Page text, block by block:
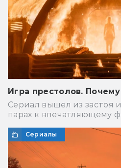
Игра престолов.
Сериал вышел из застоя
парах к впечатляющему
Сериалы